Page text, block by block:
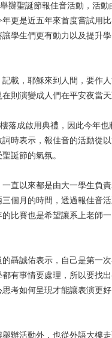
辦聖誕節報佳音活動，活
更是近五年來首度嘗試用
學生們更有動力以及提升
載，耶穌來到人間，要作
則演變成人們在平安夜當
落成啟用典禮，因此今年
時表示，報佳音的活動從
誕節的氣氛。
直以來都是由大一學生負
個月的時間，透過報佳音
比賽也是希望讓系上老師
聶誠佑表示，自己是第一
有事情要處理，所以要找
考如何呈現才能讓表演更
辦活動外，也從外語大樓